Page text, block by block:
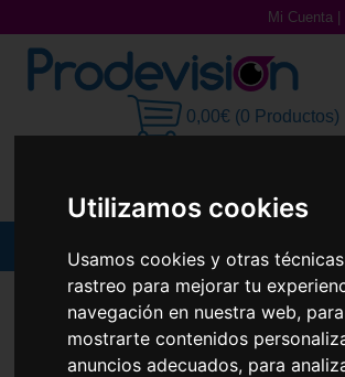
Utilizamos cookies
Usamos cookies y otras
rastreo para mejorar tu
navegación en nuestra web, para
mostrarte contenidos
anuncios adecuados, para
Mi Cuenta
0,00€ (0 Productos)
Gafas de Sol
Gafas
ARNETTE AN4302 CATFISH